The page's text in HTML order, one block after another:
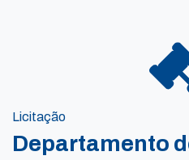
Licitação
Departamento